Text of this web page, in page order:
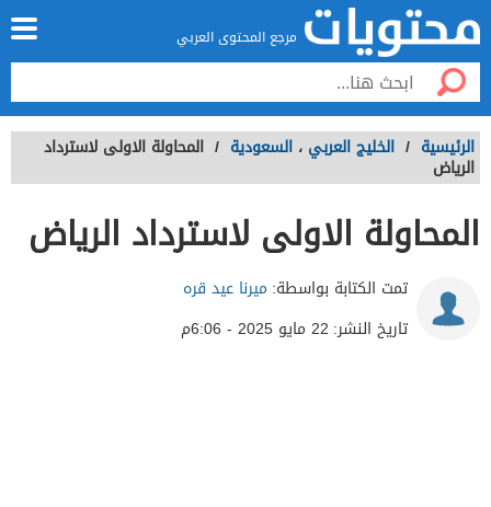
مرجع المحتوى العربي
الرئيسية / الخليج العربي ، السعودية / المحاولة الاولى لاسترداد
الرياض
المحاولة الاولى لاسترداد الرياض
تمت الكتابة بواسطة: ميرنا عيد قره
تاريخ النشر: 22 مايو 2025 - 6:06م